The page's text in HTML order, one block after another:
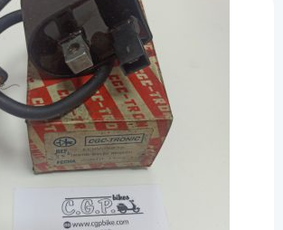
España
pequeña
cantidad